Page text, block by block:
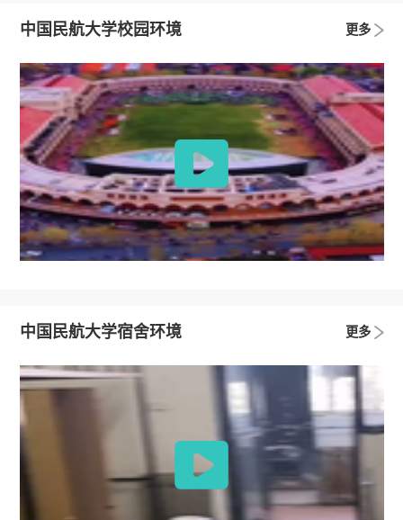
中国民航大学校园环境 更多
中国民航大学宿舍环境 更多